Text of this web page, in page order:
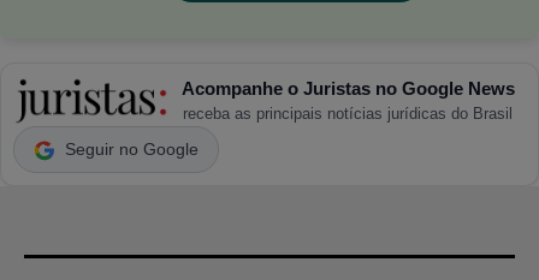
Acompanhe o Juristas no Google News
receba as principais notícias jurídicas do Brasil
Seguir no Google